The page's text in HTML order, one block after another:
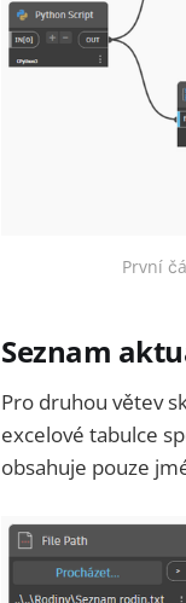
První
Seznam
Pro druhou větev
excelové tabulce
obsahuje pouze